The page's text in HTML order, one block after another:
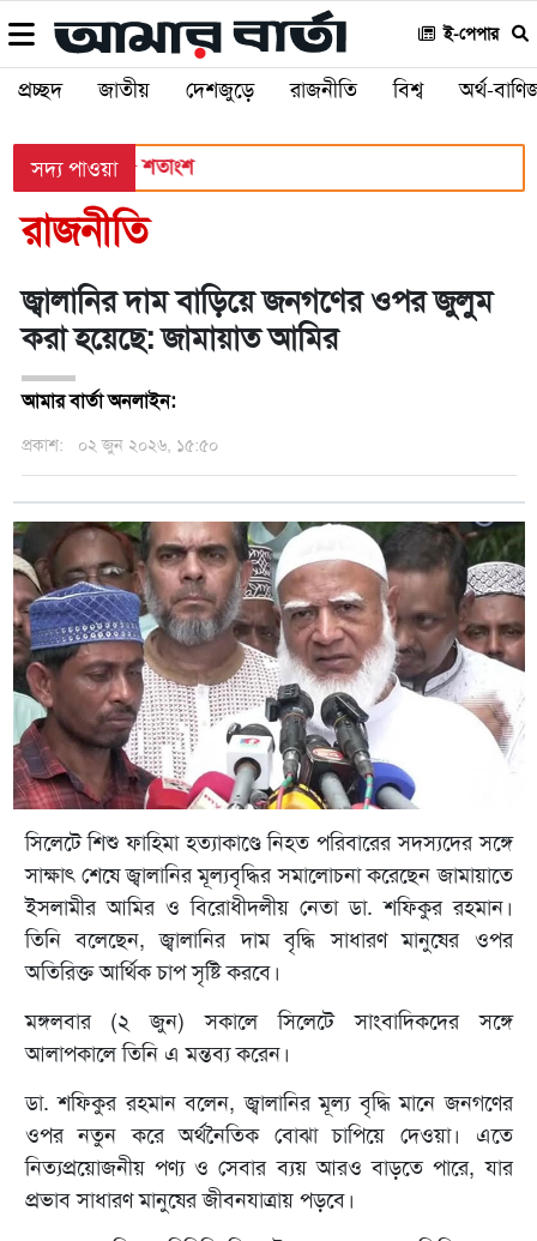
ই-পেপার
প্রচ্ছদ জাতীয় দেশজুড়ে রাজনীতি বিশ্ব অর্থ-
সদ্য পাওয়া
হার ৬২.২৫ শতাংশ
রাজনীতি
জ্বালানির দাম বাড়িয়ে জনগণের ওপর জুলুম
করা হয়েছে: জামায়াত আমির
আমার বার্তা অনলাইন:
প্রকাশ: ০২ জুন ২০২৬, ১৫:৫০
সিলেটে শিশু ফাহিমা হত্যাকাণ্ডে নিহত পরিবারের সদস্যদের সঙ্গে
সাক্ষাৎ শেষে জ্বালানির মূল্যবৃদ্ধির সমালোচনা করেছেন জামায়াতে
ইসলামীর আমির ও বিরোধীদলীয় নেতা ডা. শফিকুর রহমান।
তিনি বলেছেন, জ্বালানির দাম বৃদ্ধি সাধারণ মানুষের ওপর
অতিরিক্ত আর্থিক চাপ সৃষ্টি করবে।
মঙ্গলবার (২ জুন) সকালে সিলেটে সাংবাদিকদের সঙ্গে
আলাপকালে তিনি এ মন্তব্য করেন।
ডা. শফিকুর রহমান বলেন, জ্বালানির মূল্য বৃদ্ধি মানে জনগণের
ওপর নতুন করে অর্থনৈতিক বোঝা চাপিয়ে দেওয়া। এতে
নিত্যপ্রয়োজনীয় পণ্য ও সেবার ব্যয় আরও বাড়তে পারে, যার
প্রভাব সাধারণ মানুষের জীবনযাত্রায় পড়বে।